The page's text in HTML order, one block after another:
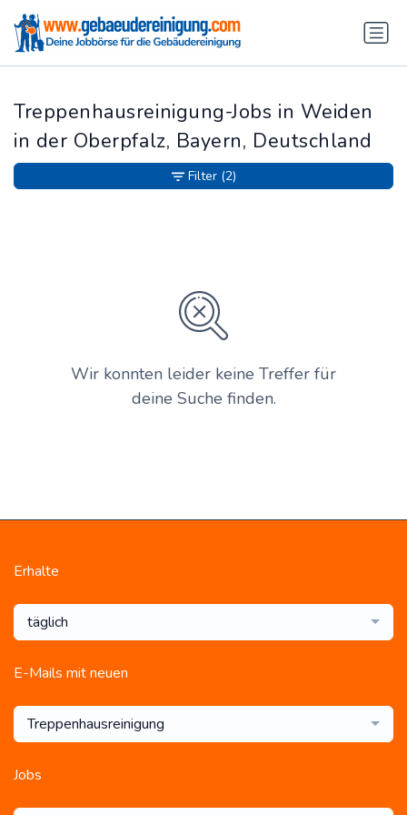
Treppenhausreinigung-Jobs in Weiden
in der Oberpfalz, Bayern, Deutschland
Wir konnten leider keine Treffer für
deine Suche finden.
Filter (2)
Erhalte
täglich
E-Mails mit neuen
Treppenhausreinigung
Jobs